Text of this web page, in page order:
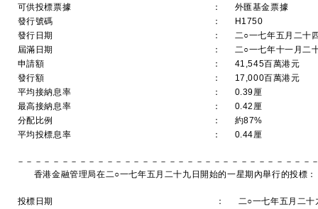
可供投標票據
：
外匯基金票據
發行號碼
：
H1750
發行日期
：
二○一七年五月二十
屆滿日期
：
二○一七年十一月二
申請額
：
41,545百萬港元
發行額
：
17,000百萬港元
平均接納息率
：
0.39厘
最高接納息率
：
0.42厘
分配比例
：
約87%
平均投標息率
： 0.44厘
－－－－－－－－－－－－－－－－－－－－－－－－－－－－－－－－－
香港金融管理局在二○一七年五月二十九日開始的一星期內舉行的投標：
投標日期 ：
二○一七年五月二十